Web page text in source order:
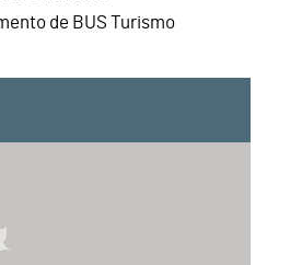
de BUS Turismo